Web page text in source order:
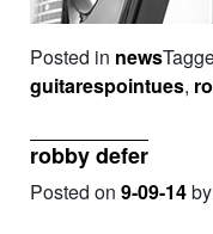
Posted in news
guitarespointues,
robby defer
Posted on 9-09-14by